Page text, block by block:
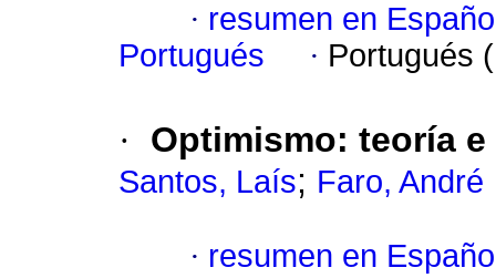
· resumen en
Portugués
· Portugués
· Optimismo: teoría
Santos, Laís; Faro, André
· resumen en